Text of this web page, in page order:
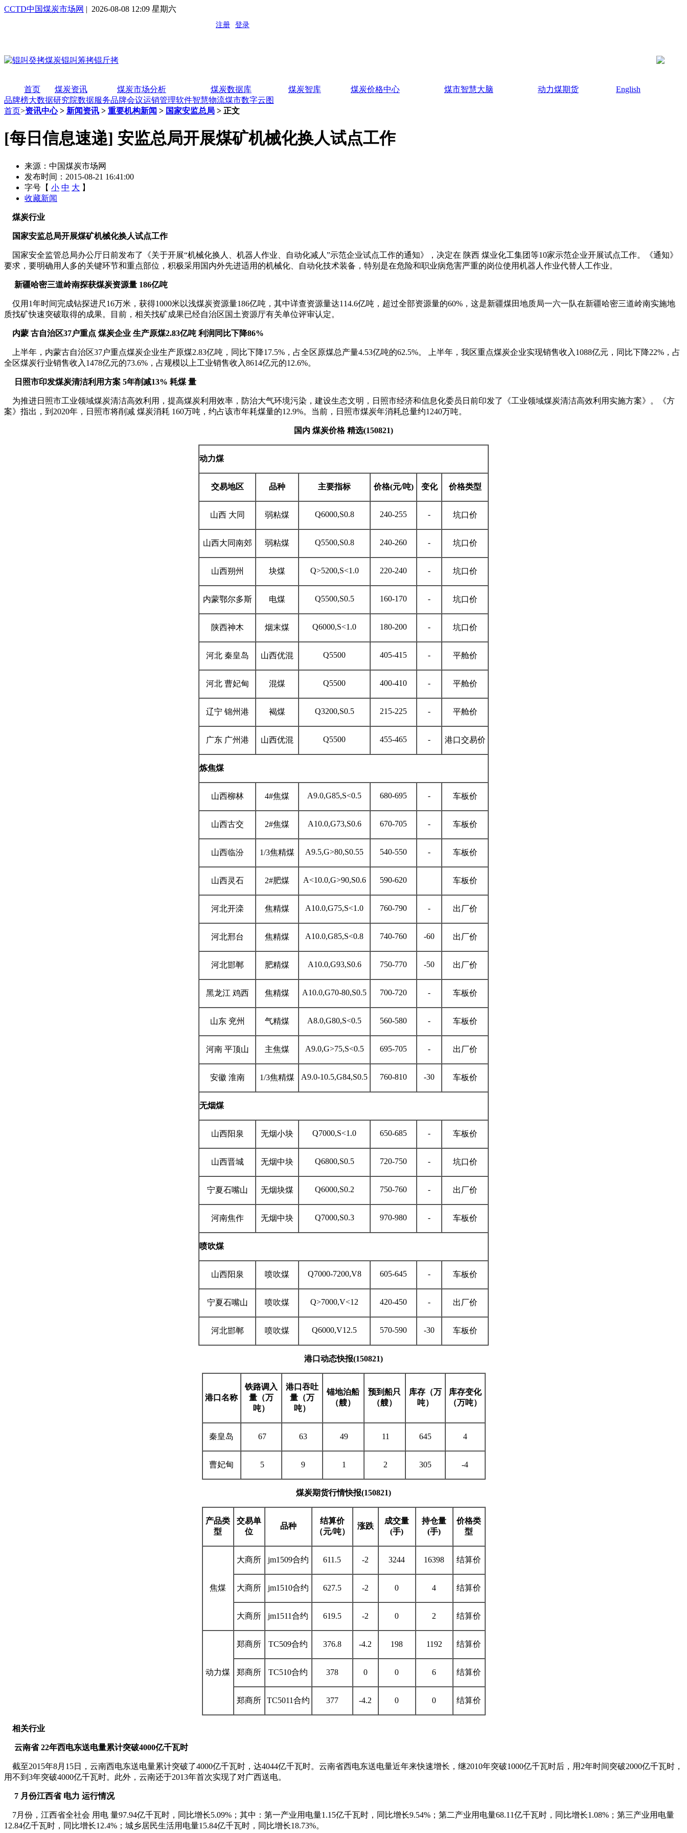
CCTD中国煤炭市场网 | 2026-08-08 12:09 星期六
首页 煤炭资讯 煤炭市场分析 煤炭数据库 煤炭智库 煤炭价格中心 煤市智慧大脑 动力煤期货
English
品牌榜大数据研究院数据服务品牌会议运销管理软件智慧物流煤市数字云图
首页>资讯中心> 新闻资讯 > 重要机构新闻 > 国家安监总局 > 正文
[每日信息速递] 安监总局开展煤矿机械化换人试点工作
来源：中国煤炭市场网
发布时间：2015-08-21 16:41:00
字号【 小 中 大 】
收藏新闻
煤炭行业
国家安监总局开展煤矿机械化换人试点工作
国家安全监管总局办公厅日前发布了《关于开展“机械化换人、机器人作业、自动化减人”示范企业试点工作的通知》，决定在 陕西 煤业化工集团等10家示范企业开展试点工作。《通知》
要求，要明确用人多的关键环节和重点部位，积极采用国内外先进适用的机械化、自动化技术装备，特别是在危险和职业病危害严重的岗位使用机器人作业代替人工作业。
新疆哈密三道岭南探获煤炭资源量 186亿吨
仅用1年时间完成钻探进尺16万米，获得1000米以浅煤炭资源量186亿吨，其中详查资源量达114.6亿吨，超过全部资源量的60%，这是新疆煤田地质局一六一队在新疆哈密三道岭南实施地
质找矿快速突破取得的成果。目前，相关找矿成果已经自治区国土资源厅有关单位评审认定。
内蒙 古自治区37户重点 煤炭企业 生产原煤2.83亿吨 利润同比下降86%
上半年，内蒙古自治区37户重点煤炭企业生产原煤2.83亿吨，同比下降17.5%，占全区原煤总产量4.53亿吨的62.5%。 上半年，我区重点煤炭企业实现销售收入1088亿元，同比下降22%，占
全区煤炭行业销售收入1478亿元的73.6%，占规模以上工业销售收入8614亿元的12.6%。
日照市印发煤炭清洁利用方案 5年削减13% 耗煤 量
为推进日照市工业领域煤炭清洁高效利用，提高煤炭利用效率，防治大气环境污染，建设生态文明，日照市经济和信息化委员日前印发了《工业领域煤炭清洁高效利用实施方案》。《方
案》指出，到2020年，日照市将削减 煤炭消耗 160万吨，约占该市年耗煤量的12.9%。当前，日照市煤炭年消耗总量约1240万吨。
国内 煤炭价格 精选(150821)
动力煤
交易地区 品种 主要指标 价格(元/吨) 变化 价格类型
山西 大同 弱粘煤 Q6000,S0.8 240-255 - 坑口价
山西大同南郊 弱粘煤 Q5500,S0.8 240-260 - 坑口价
山西朔州 块煤 Q>5200,S<1.0 220-240 - 坑口价
内蒙鄂尔多斯 电煤 Q5500,S0.5 160-170 - 坑口价
陕西神木 烟末煤 Q6000,S<1.0 180-200 - 坑口价
河北 秦皇岛 山西优混 Q5500 405-415 - 平舱价
河北 曹妃甸 混煤 Q5500 400-410 - 平舱价
辽宁 锦州港 褐煤 Q3200,S0.5 215-225 - 平舱价
广东 广州港 山西优混 Q5500 455-465 - 港口交易价
炼焦煤
山西柳林 4#焦煤 A9.0,G85,S<0.5 680-695 - 车板价
山西古交 2#焦煤 A10.0,G73,S0.6 670-705 - 车板价
山西临汾 1/3焦精煤 A9.5,G>80,S0.55 540-550 - 车板价
山西灵石 2#肥煤 A<10.0,G>90,S0.6 590-620 车板价
河北开滦 焦精煤 A10.0,G75,S<1.0 760-790 - 出厂价
河北邢台 焦精煤 A10.0,G85,S<0.8 740-760 -60 出厂价
河北邯郸 肥精煤 A10.0,G93,S0.6 750-770 -50 出厂价
黑龙江 鸡西 焦精煤 A10.0,G70-80,S0.5 700-720 - 车板价
山东 兖州 气精煤 A8.0,G80,S<0.5 560-580 - 车板价
河南 平顶山 主焦煤 A9.0,G>75,S<0.5 695-705 - 出厂价
安徽 淮南 1/3焦精煤 A9.0-10.5,G84,S0.5 760-810 -30 车板价
无烟煤
山西阳泉 无烟小块 Q7000,S<1.0 650-685 - 车板价
山西晋城 无烟中块 Q6800,S0.5 720-750 - 坑口价
宁夏石嘴山 无烟块煤 Q6000,S0.2 750-760 - 出厂价
河南焦作 无烟中块 Q7000,S0.3 970-980 - 车板价
喷吹煤
山西阳泉 喷吹煤 Q7000-7200,V8 605-645 - 车板价
宁夏石嘴山 喷吹煤 Q>7000,V<12 420-450 - 出厂价
河北邯郸 喷吹煤 Q6000,V12.5 570-590 -30 车板价
港口动态快报(150821)
港口名称
铁路调入
量（万
吨）
港口吞吐
量（万
吨）
锚地泊船
（艘）
预到船只
（艘）
库存（万
吨）
库存变化
（万吨）
秦皇岛 67 63 49 11 645 4
曹妃甸 5 9 1 2 305 -4
煤炭期货行情快报(150821)
产品类
型
交易单
位
品种
结算价
（元/吨）
涨跌
成交量
(手)
持仓量
(手)
价格类
型
焦煤
大商所 jm1509合约 611.5 -2 3244 16398 结算价
大商所 jm1510合约 627.5 -2 0 4 结算价
大商所 jm1511合约 619.5 -2 0 2 结算价
动力煤
郑商所 TC509合约 376.8 -4.2 198 1192 结算价
郑商所 TC510合约 378 0 0 6 结算价
郑商所 TC5011合约 377 -4.2 0 0 结算价
相关行业
云南省 22年西电东送电量累计突破4000亿千瓦时
截至2015年8月15日，云南西电东送电量累计突破了4000亿千瓦时，达4044亿千瓦时。云南省西电东送电量近年来快速增长，继2010年突破1000亿千瓦时后，用2年时间突破2000亿千瓦时，
用不到3年突破4000亿千瓦时。此外，云南还于2013年首次实现了对广西送电。
7 月份江西省 电力 运行情况
7月份，江西省全社会 用电 量97.94亿千瓦时，同比增长5.09%；其中：第一产业用电量1.15亿千瓦时，同比增长9.54%；第二产业用电量68.11亿千瓦时，同比增长1.08%；第三产业用电量
12.84亿千瓦时，同比增长12.4%；城乡居民生活用电量15.84亿千瓦时，同比增长18.73%。